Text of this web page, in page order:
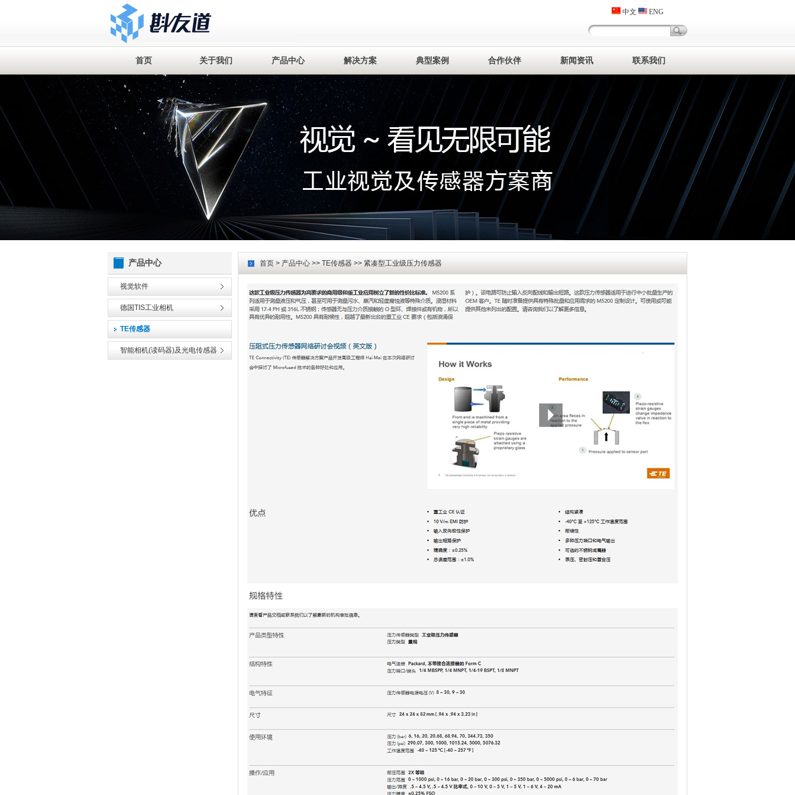
中文 ENG
首页 关于我们 产品中心 解决方案 典型案例 合作伙伴 新闻资讯 联系我们
产品中心
视觉软件
德国TIS工业相机
TE传感器
智能相机(读码器)及光电传感器
首页 > 产品中心 >> TE传感器 >> 紧凑型工业级压力传感器